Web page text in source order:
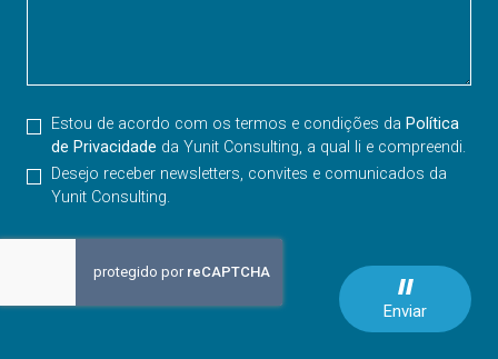
Estou de acordo com os termos e condições da Política
de Privacidade da Yunit Consulting, a qual li e compreendi.
Desejo receber newsletters, convites e comunicados da
Yunit Consulting.
Enviar